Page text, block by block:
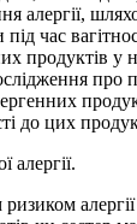
алергії,
час
продуктів у
про
до цих
алергії.